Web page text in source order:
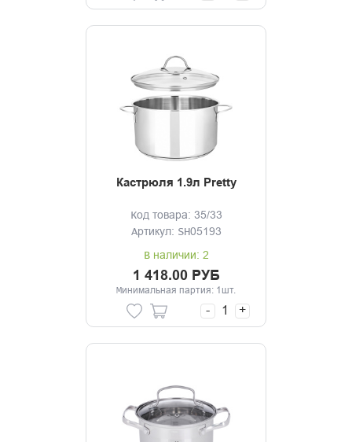
Кастрюля 1.9л Pretty
Код товара: 35/33
Артикул: SH05193
В наличии: 2
1 418.00 РУБ
Минимальная партия: 1шт.
- +